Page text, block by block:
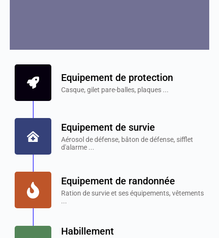
Equipement de protection
Casque, gilet pare-balles, plaques ...
Equipement de survie
Aérosol de défense, bâton de défense, sifflet
d'alarme ...
Equipement de randonnée
Ration de survie et ses équipements, vêtements
...
Habillement